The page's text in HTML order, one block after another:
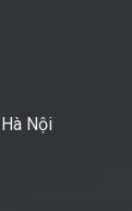
Nội